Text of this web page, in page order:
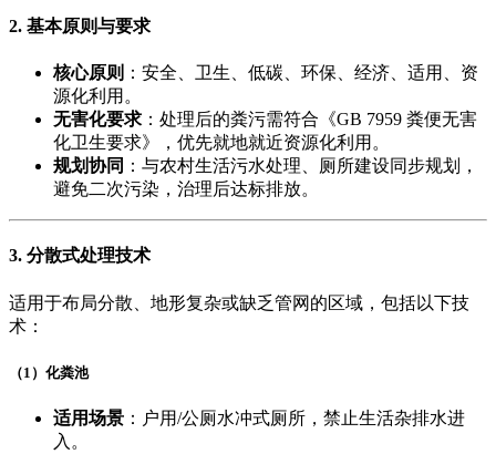
2. ​ 基本原则与要求
核心原则 ​：安全、卫生、低碳、环保、经济、适用、资
源化利用。
无害化要求 ​：处理后的粪污需符合《GB 7959 粪便无害
化卫生要求》，优先就地就近资源化利用。
规划协同 ​：与农村生活污水处理、厕所建设同步规划，
避免二次污染，治理后达标排放。
3. ​ 分散式处理技术
适用于布局分散、地形复杂或缺乏管网的区域，包括以下技
术：
​（1）化粪池
适用场景 ​：户用/公厕水冲式厕所，禁止生活杂排水进
入。